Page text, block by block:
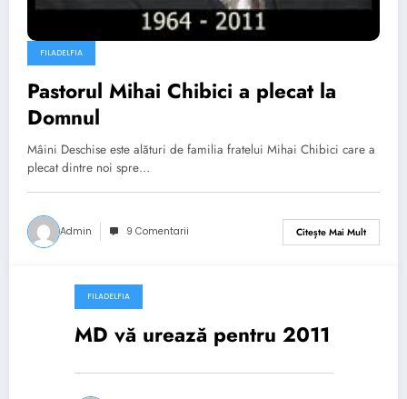
FILADELFIA
Pastorul Mihai Chibici a plecat la
Domnul
Mâini Deschise este alături de familia fratelui Mihai Chibici care a
plecat dintre noi spre…
Admin 9 Comentarii Citește Mai Mult
ianuarie 17, 2011
FILADELFIA
MD vă urează pentru 2011